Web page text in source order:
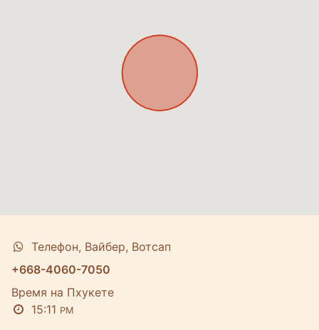
Телефон, Вайбер, Вотсап
+668-4060-7050
Время на Пхукете
15:11 PM